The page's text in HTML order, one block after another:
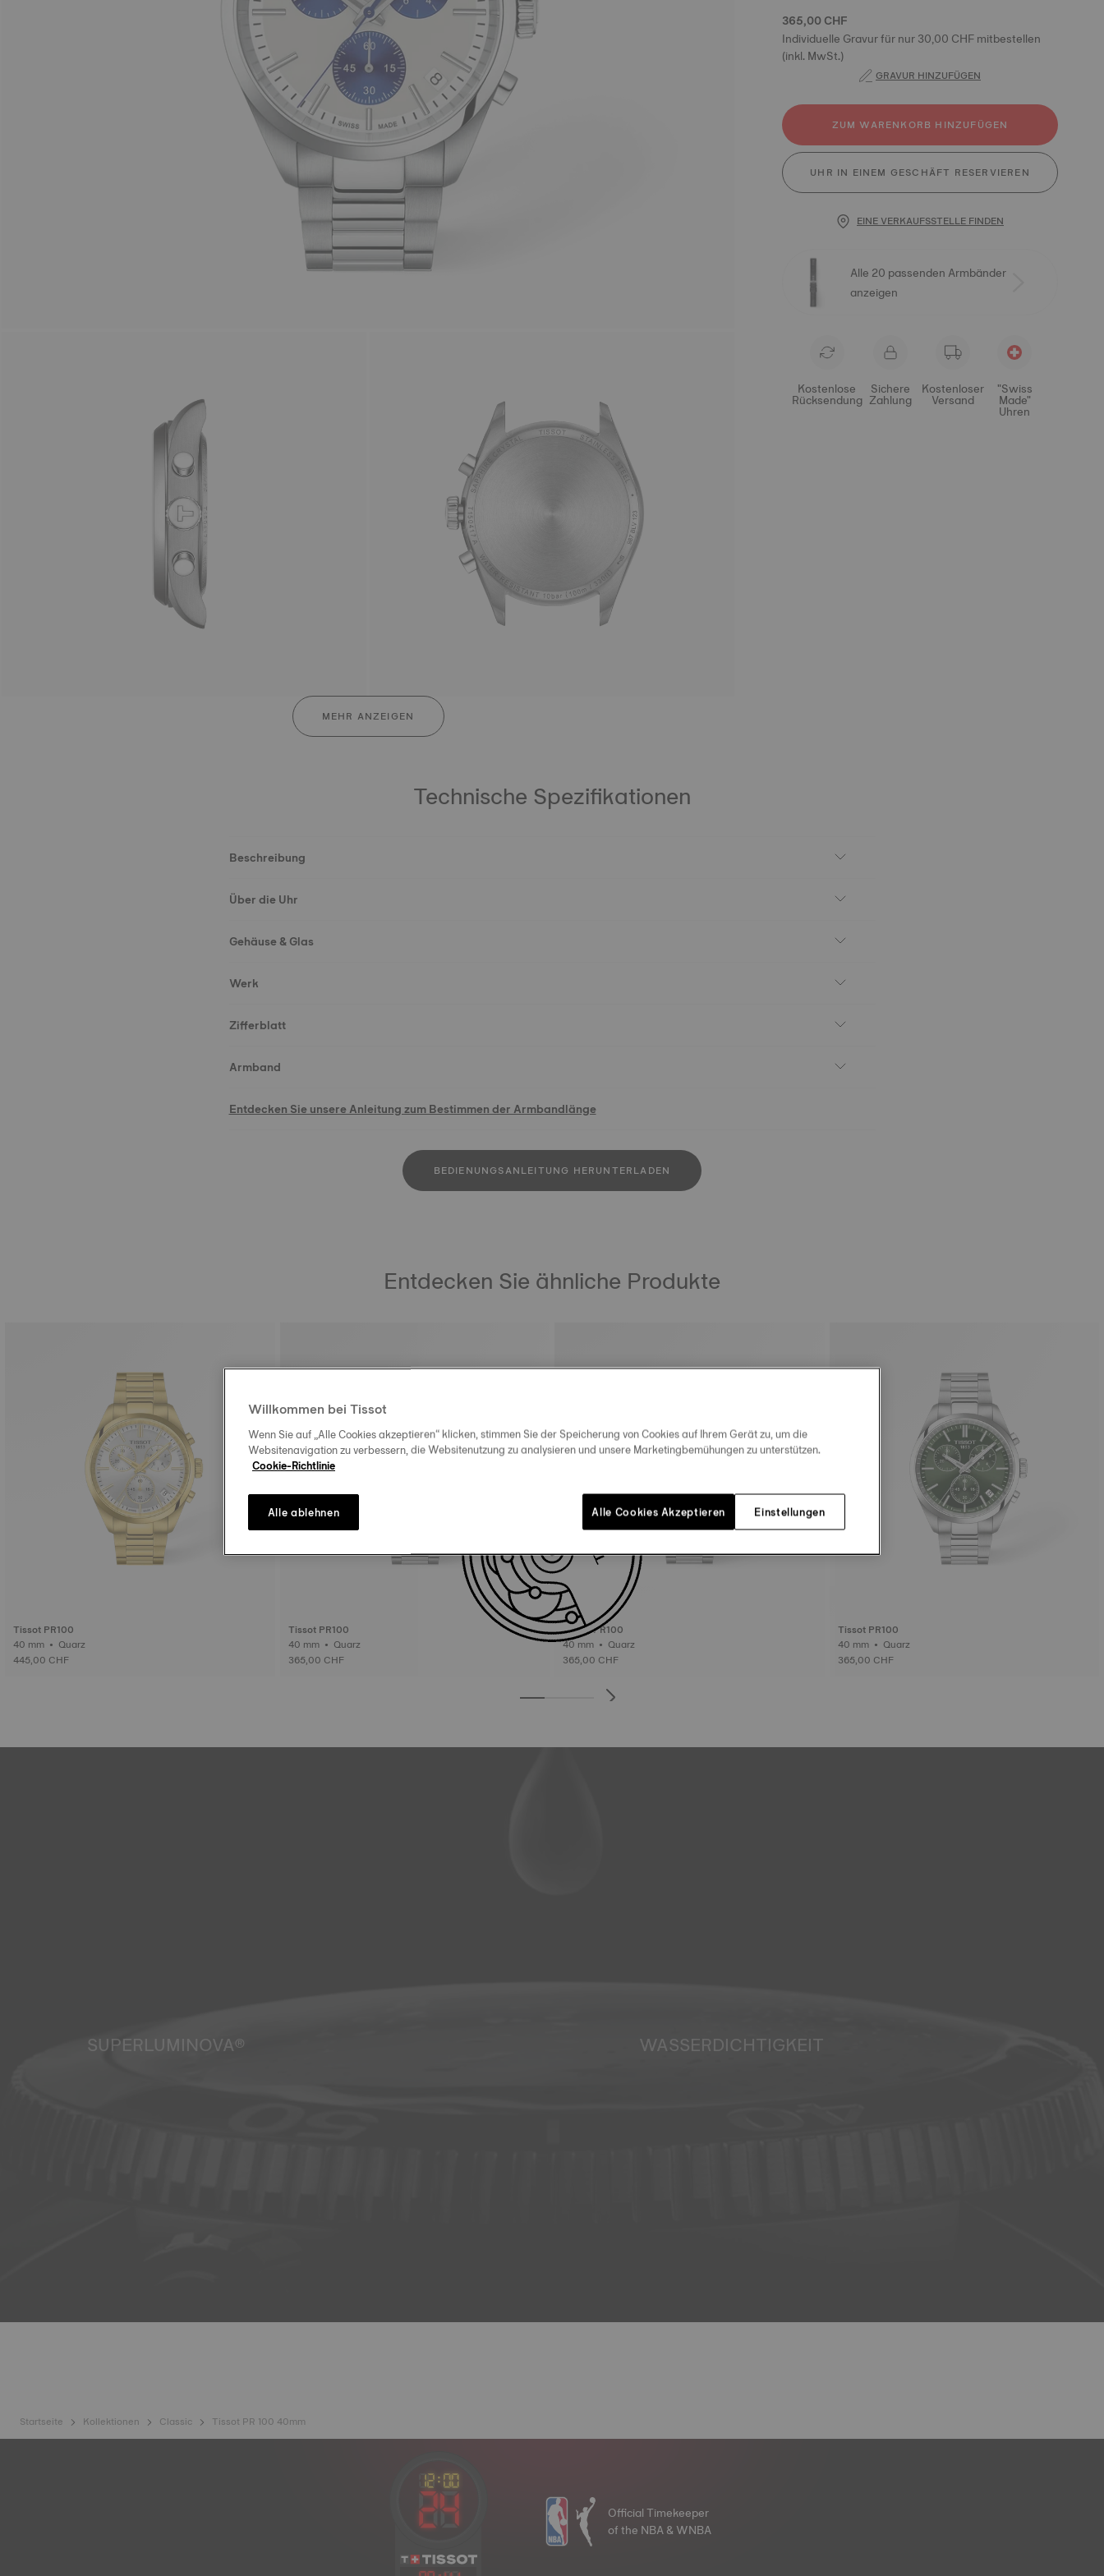
MEHR ANZEIGEN
365,00 CHF
Individuelle Gravur für nur 30,00 CHF mitbestellen
(inkl. MwSt.)
GRAVUR HINZUFÜGEN
ZUM WARENKORB HINZUFÜGEN
UHR IN EINEM GESCHÄFT RESERVIEREN
EINE VERKAUFSSTELLE FINDEN
Alle 20 passenden Armbänder
anzeigen
Kostenlose
Rücksendung
Sichere
Zahlung
Kostenloser
Versand
"Swiss
Made"
Uhren
Technische Spezifikationen
Beschreibung
Über die Uhr
Gehäuse & Glas
Werk
Zifferblatt
Armband
Entdecken Sie unsere Anleitung zum Bestimmen der Armbandlänge
BEDIENUNGSANLEITUNG HERUNTERLADEN
Entdecken Sie ähnliche Produkte
Tissot PR100
40 mm • Quarz
445,00 CHF
Tissot PR100
40 mm • Quarz
365,00 CHF
Tissot PR100
40 mm • Quarz
365,00 CHF
Tissot PR100
40 mm • Quarz
365,00 CHF
SUPERLUMINOVA® WASSERDICHTIGKEIT
Startseite Kollektionen Classic Tissot PR 100 40mm
Official Timekeeper
of the NBA & WNBA
Willkommen bei Tissot
Wenn Sie auf „Alle Cookies akzeptieren“ klicken, stimmen Sie der Speicherung von Cookies auf Ihrem Gerät zu, um die
Websitenavigation zu verbessern, die Websitenutzung zu analysieren und unsere Marketingbemühungen zu unterstützen.
Cookie-Richtlinie
Einstellungen
Alle ablehnen Alle Cookies Akzeptieren